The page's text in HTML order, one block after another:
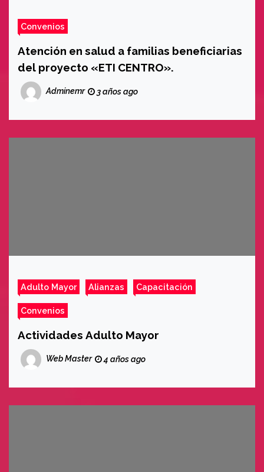
Convenios
Atención en salud a familias beneficiarias
del proyecto «ETI CENTRO».
Adminemr 3 años ago
Adulto Mayor Alianzas Capacitación
Convenios
Actividades Adulto Mayor
Web Master 4 años ago